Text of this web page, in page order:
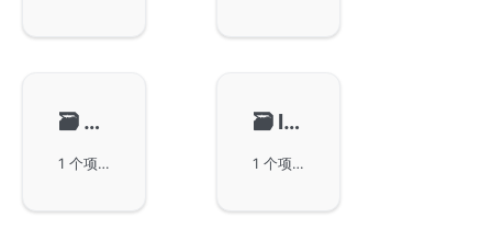
🗃️ 功能调试
1 个项目
🗃️ I18N组件
1 个项目